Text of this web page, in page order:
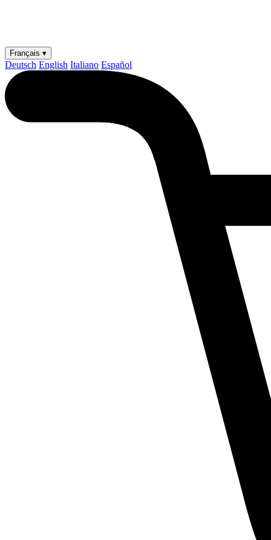
Français ▾
Deutsch English Italiano Español